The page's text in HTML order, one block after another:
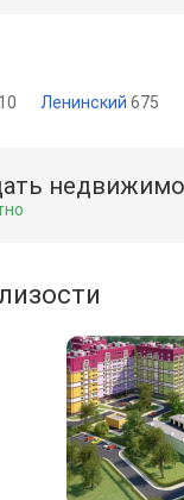
Ленинский 675